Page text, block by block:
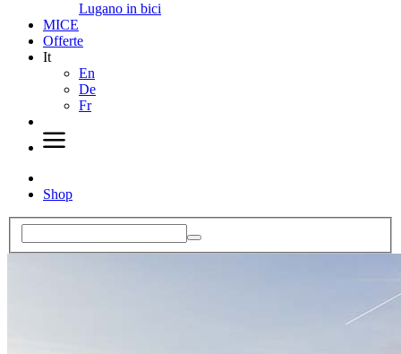
Lugano in bici
MICE
Offerte
It
En
De
Fr
Shop